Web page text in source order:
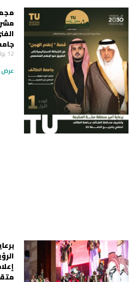
12 يوليو، 2026
عرض